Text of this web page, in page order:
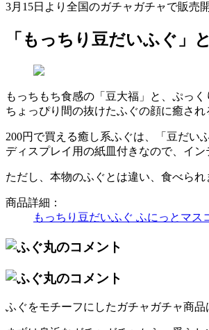
3月15日より全国のガチャガチャで販売
「もっちり豆だいふぐ」
もっちもち食感の「豆大福」と、ぷっ
ちょっぴり間の抜けたふぐの顔に癒さ
200円で買える癒し系ふぐは、「豆だい
ディスプレイ用の紙皿付きなので、イ
ただし、本物のふぐとは違い、食べら
商品詳細：
もっちり豆だいふぐ ふにっとマス
ふぐをモチーフにしたガチャガチャ商